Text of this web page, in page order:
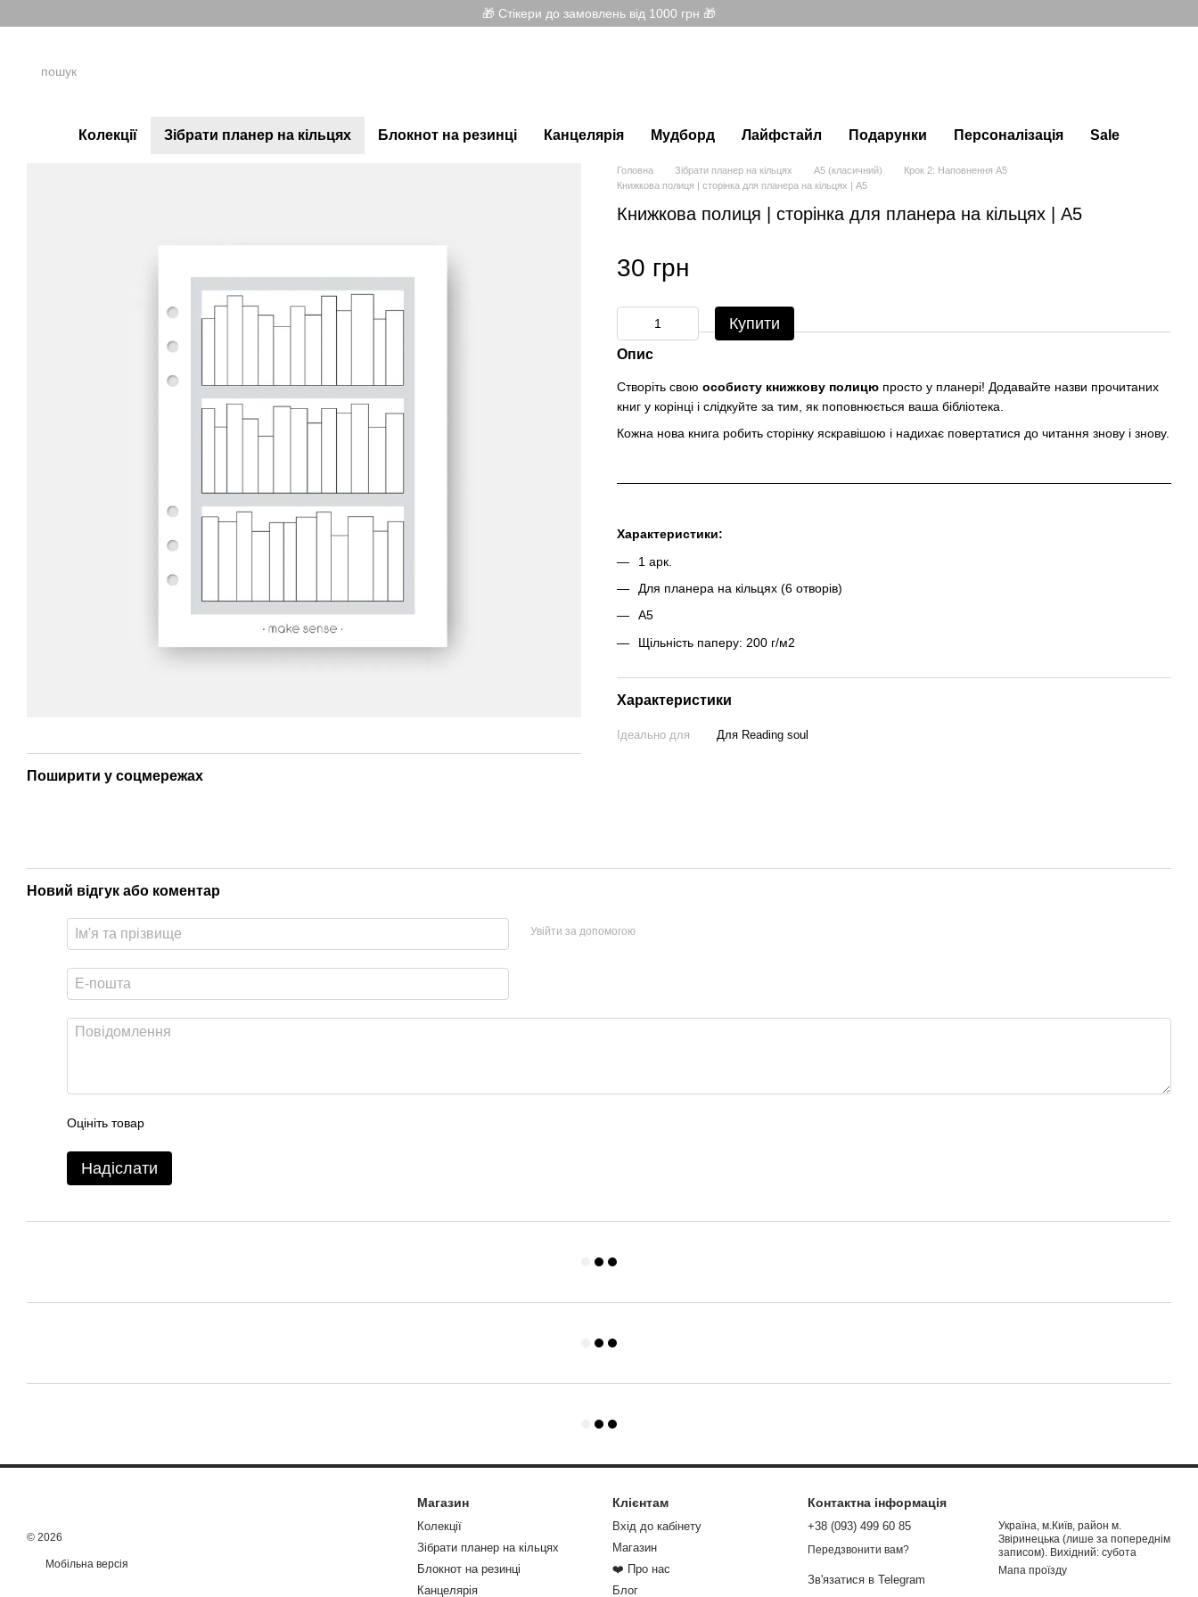
🎁 Стікери до замовлень від 1000 грн 🎁
Колекції Зібрати планер на кільцях Блокнот на резинці Канцелярія Мудборд Лайфстайл Подарунки Персоналізація Sale
Поширити у соцмережах
Головна Зібрати планер на кільцях А5 (класичний)
Крок 2: Наповнення А5
Книжкова полиця | сторінка для планера на кільцях | A5
Книжкова полиця | сторінка для планера на кільцях | A5
30 грн
Купити
Опис
Створіть свою особисту книжкову полицю просто у планері! Додавайте назви прочитаних
книг у корінці і слідкуйте за тим, як поповнюється ваша бібліотека.
Кожна нова книга робить сторінку яскравішою і надихає повертатися до читання знову і знову.
Характеристики:
1 арк.
Для планера на кільцях (6 отворів)
А5
Щільність паперу: 200 г/м2
Характеристики
Ідеально для Для Reading soul
Новий відгук або коментар
Увійти за допомогою
Оцініть товар
Надіслати
© 2026
Мобільна версія
Магазин
Колекції
Зібрати планер на кільцях
Блокнот на резинці
Канцелярія
Клієнтам
Вхід до кабінету
Магазин
❤️ Про нас
Блог
Контактна інформація
+38 (093) 499 60 85
Передзвонити вам?
Зв'язатися в Telegram
Україна, м.Київ, район м.
Звіринецька (лише за попереднім
записом). Вихідний: субота
Мапа проїзду